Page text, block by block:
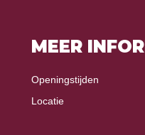
MEER
Openingstijden
Locatie